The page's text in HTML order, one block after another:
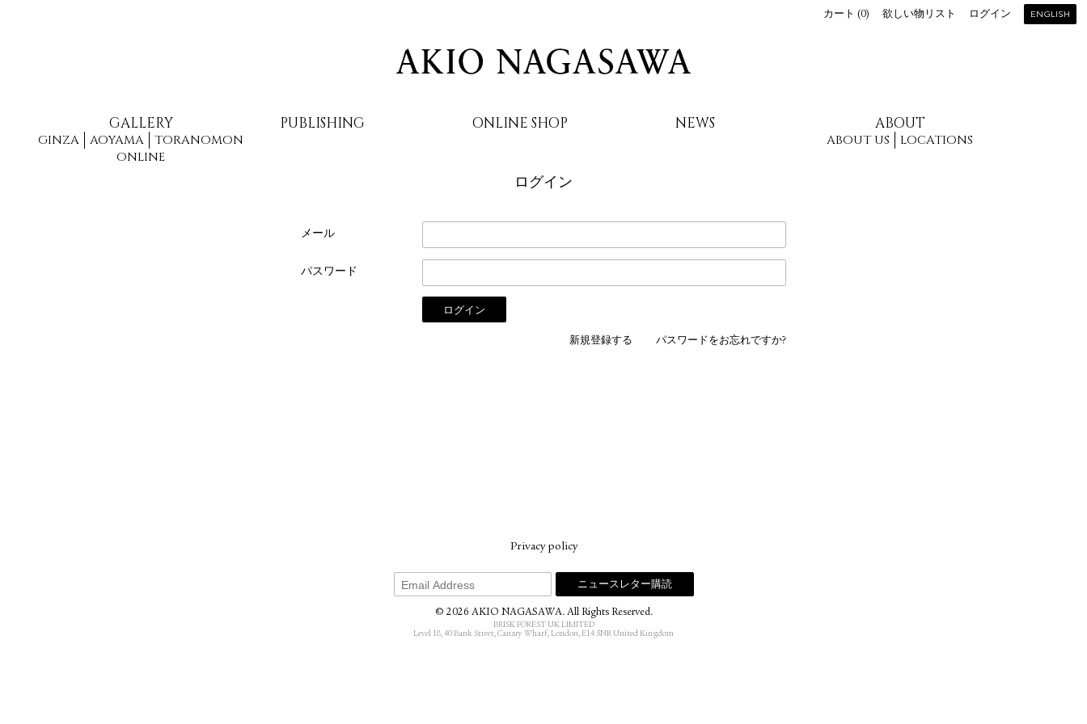
GALLERY
GINZA AOYAMA
TORANOMON
ONLINE
PUBLISHING ONLINE SHOP NEWS ABOUT
ABOUT US LOCATIONS
カート (0) 欲しい物リスト ログイン ENGLISH
ログイン
メール
パスワード
新規登録する パスワードをお忘れですか?
Privacy policy
© 2026 AKIO NAGASAWA. All Rights Reserved.
BRISK FOREST UK LIMITED
Level 18, 40 Bank Street, Canary Wharf, London, E14 5NR United Kingdom